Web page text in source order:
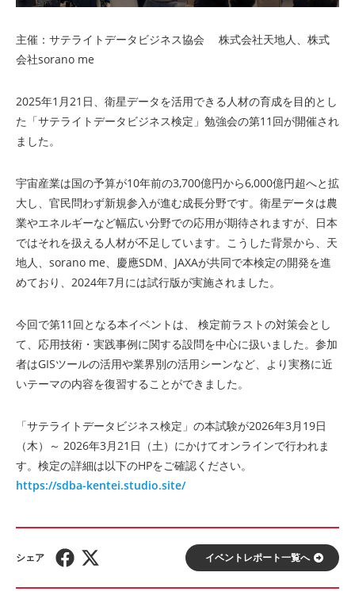
主催：サテライトデータビジネス協会 株式会社天地人、株式
会社sorano me
2025年1月21日、衛星データを活用できる人材の育成を目的とし
た「サテライトデータビジネス検定」勉強会の第11回が開催され
ました。
宇宙産業は国の予算が10年前の3,700億円から6,000億円超へと拡
大し、官民問わず新規参入が進む成長分野です。衛星データは農
業やエネルギーなど幅広い分野での応用が期待されますが、日本
ではそれを扱える人材が不足しています。こうした背景から、天
地人、sorano me、慶應SDM、JAXAが共同で本検定の開発を進
めており、2024年7月には試行版が実施されました。
今回で第11回となる本イベントは、 検定前ラストの対策会とし
て、応用技術・実践事例に関する設問を中心に扱いました。参加
者はGISツールの活用や業界別の活用シーンなど、より実務に近
いテーマの内容を復習することができました。
「サテライトデータビジネス検定」の本試験が2026年3月19日
（木）～ 2026年3月21日（土）にかけてオンラインで行われま
す。検定の詳細は以下のHPをご確認ください。
https://sdba-kentei.studio.site/
イベントレポート⼀覧へ